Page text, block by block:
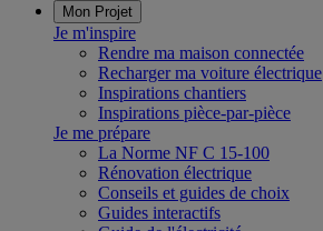
Mon Projet
Je m'inspire
Rendre ma maison connectée
Recharger ma voiture électrique
Inspirations chantiers
Inspirations pièce-par-pièce
Je me prépare
La Norme NF C 15-100
Rénovation électrique
Conseils et guides de choix
Guides interactifs